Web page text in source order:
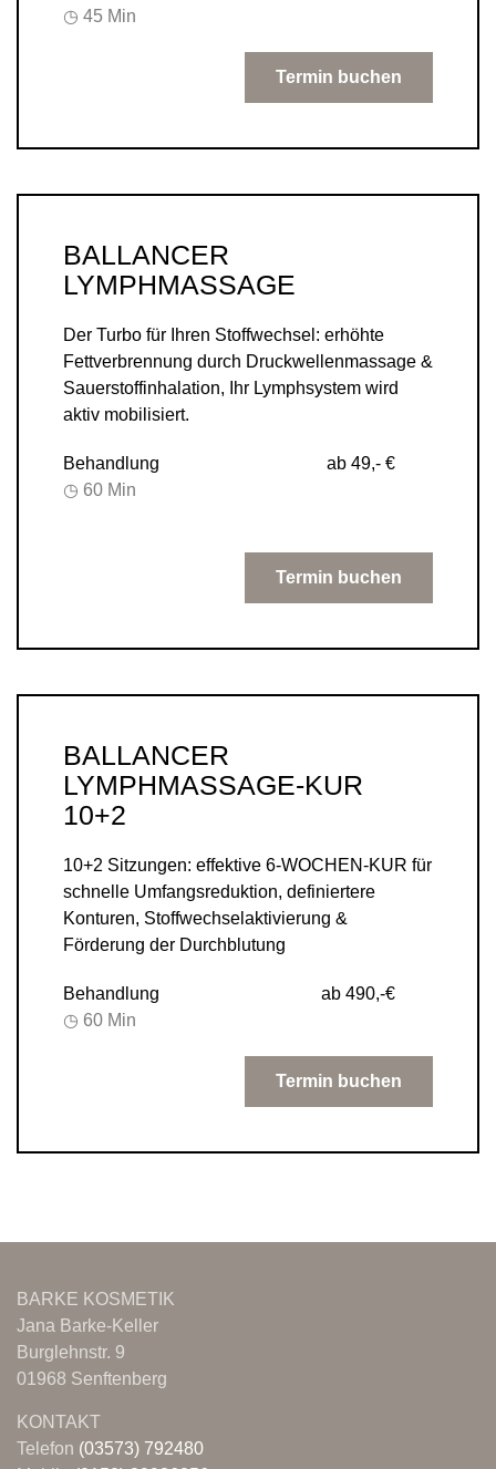
◷ 45 Min
Termin buchen
BALLANCER
LYMPHMASSAGE
Der Turbo für Ihren Stoffwechsel: erhöhte
Fettverbrennung durch Druckwellenmassage &
Sauerstoffinhalation, Ihr Lymphsystem wird
aktiv mobilisiert.
Behandlung
ab 49,- €
◷ 60 Min
Termin buchen
BALLANCER
LYMPHMASSAGE-KUR
10+2
10+2 Sitzungen: effektive 6-WOCHEN-KUR für
schnelle Umfangsreduktion, definiertere
Konturen, Stoffwechselaktivierung &
Förderung der Durchblutung
Behandlung
ab 490,-€
◷ 60 Min
Termin buchen
BARKE KOSMETIK
Jana Barke-Keller
Burglehnstr. 9
01968 Senftenberg
KONTAKT
Telefon (03573) 792480